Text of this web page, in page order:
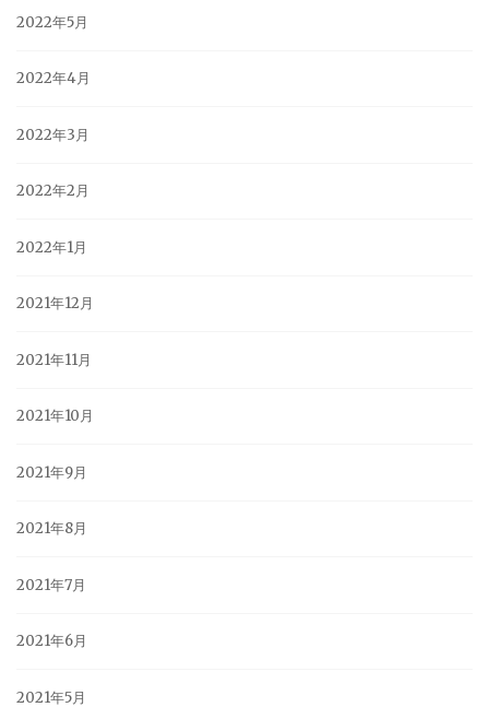
2022年5月
2022年4月
2022年3月
2022年2月
2022年1月
2021年12月
2021年11月
2021年10月
2021年9月
2021年8月
2021年7月
2021年6月
2021年5月